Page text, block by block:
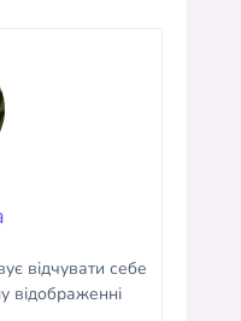
відчувати себе
відображенні